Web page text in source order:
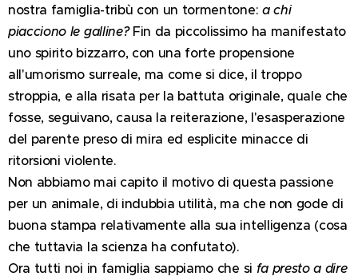
nostra famiglia-tribù con un tormentone: a chi
piacciono le galline? Fin da piccolissimo ha manifestato
uno spirito bizzarro, con una forte propensione
all'umorismo surreale, ma come si dice, il troppo
stroppia, e alla risata per la battuta originale, quale che
fosse, seguivano, causa la reiterazione, l'esasperazione
del parente preso di mira ed esplicite minacce di
ritorsioni violente.
Non abbiamo mai capito il motivo di questa passione
per un animale, di indubbia utilità, ma che non gode di
buona stampa relativamente alla sua intelligenza (cosa
che tuttavia la scienza ha confutato).
Ora tutti noi in famiglia sappiamo che si fa presto a dire